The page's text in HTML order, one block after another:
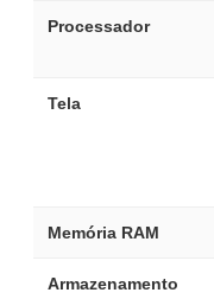
Processador
Tela
Memória RAM
Armazenamento